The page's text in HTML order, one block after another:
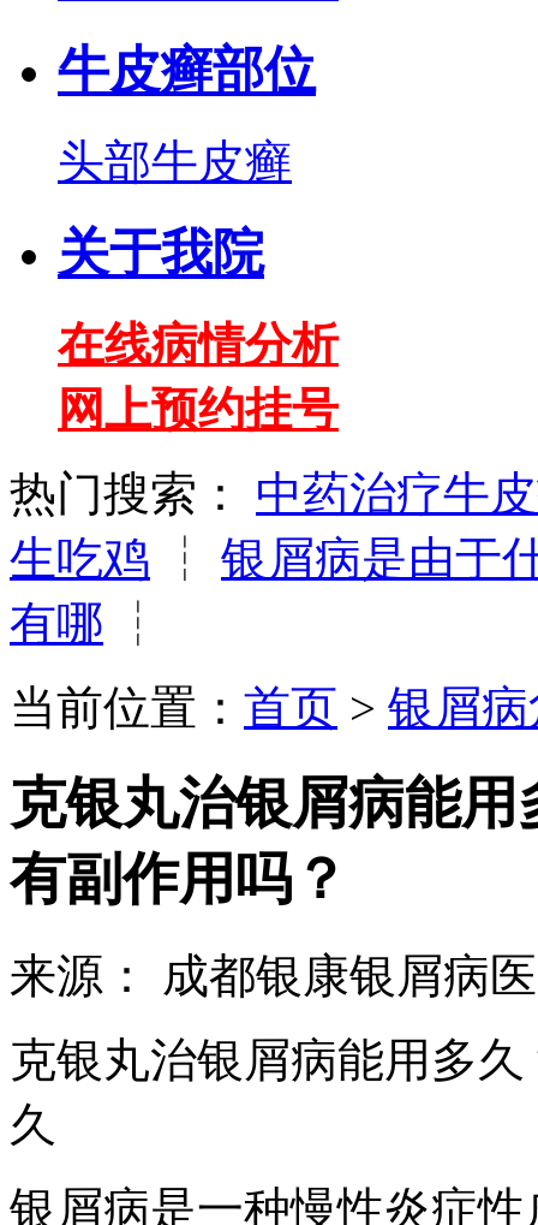
牛皮癣部位
头部牛皮癣
关于我院
在线病情分析
网上预约挂号
热门搜索：
中药治疗牛
生吃鸡 ┆ 银屑病是由于
有哪 ┆
当前位置： 首页 > 银屑
克银丸治银屑病能
有副作用吗？
来源： 成都银康银屑病
克银丸治银屑病能用多
久
银屑病是一种慢性炎症